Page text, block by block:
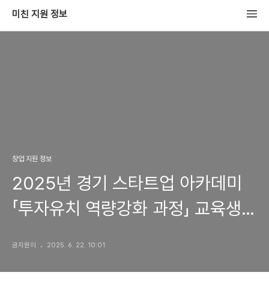
미친 지원 정보
창업 지원 정보
2025년 경기 스타트업 아카데미
「투자유치 역량강화 과정」 교육생
금지원이 2025. 6. 22. 10:01